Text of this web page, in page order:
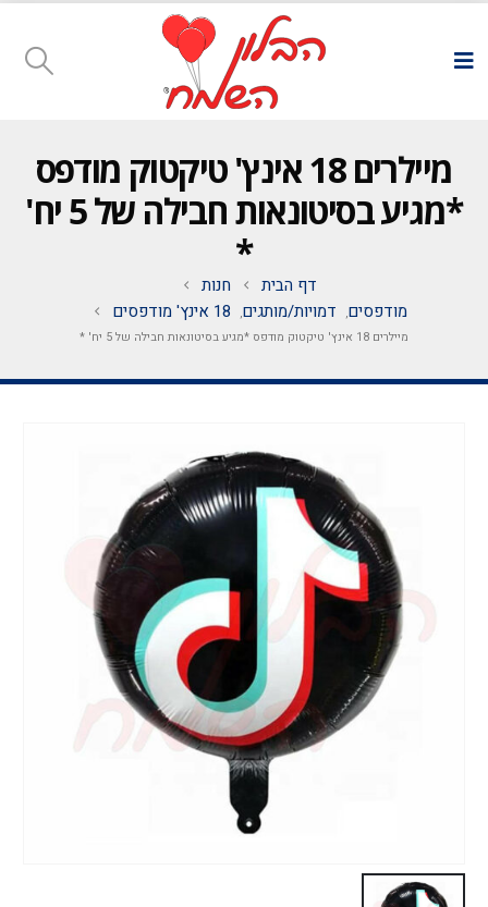
מיילרים 18 אינץ' טיקטוק מודפס
*מגיע בסיטונאות חבילה של 5 יח'
*
דף הבית
חנות
מודפסים, דמויות/מותגים, 18 אינץ' מודפסים
מיילרים 18 אינץ' טיקטוק מודפס *מגיע בסיטונאות חבילה של 5 יח' *